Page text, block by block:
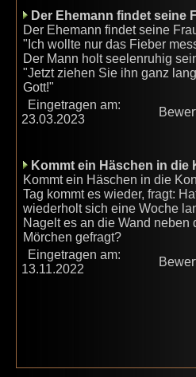
Der Ehemann findet seine
Der Ehemann findet seine
"Ich wollte nur das Fieber
Der Mann holt seelenruhig
"Jetzt ziehen Sie ihn ganz
Gott!"
Eingetragen am:
23.03.2023
Kommt ein Häschen in
Kommt ein Häschen in die
Tag kommt es wieder, fragt:
wiederholt sich eine Woche
Nagelt es an die Wand
Mörchen gefragt?
Eingetragen am:
13.11.2022